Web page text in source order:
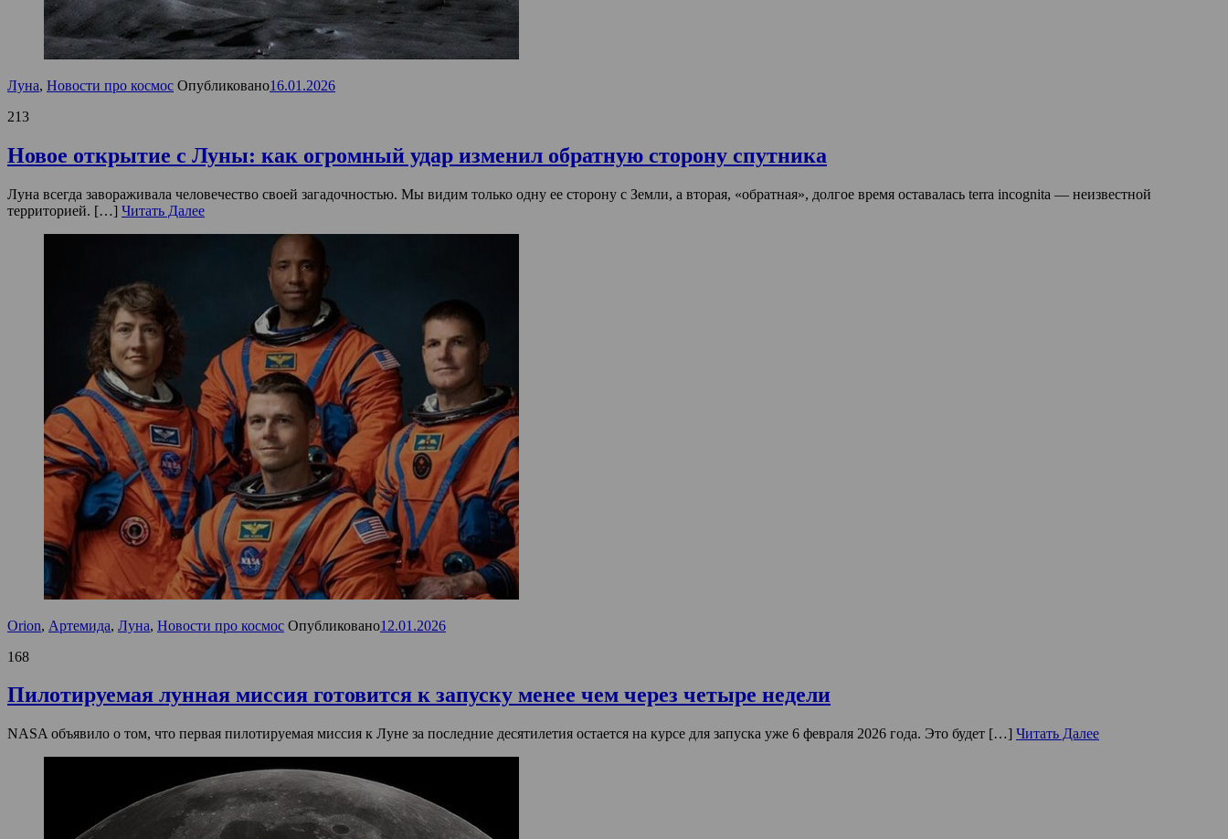
Луна, Новости про космос Опубликовано16.01.2026
213
Новое открытие с Луны: как огромный удар изменил обратную сторону спутника
Луна всегда завораживала человечество своей загадочностью. Мы видим только одну ее сторону с Земли, а вторая, «обратная», долгое время оставалась terra incognita — неизвестной
территорией. […] Читать Далее
Orion, Артемида, Луна, Новости про космос Опубликовано12.01.2026
168
Пилотируемая лунная миссия готовится к запуску менее чем через четыре недели
NASA объявило о том, что первая пилотируемая миссия к Луне за последние десятилетия остается на курсе для запуска уже 6 февраля 2026 года. Это будет […] Читать Далее